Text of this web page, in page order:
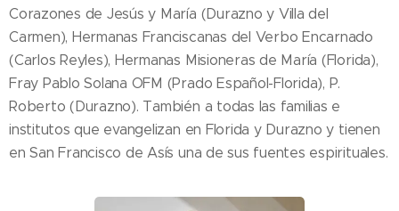
Corazones de Jesús y María (Durazno y Villa del
Carmen), Hermanas Franciscanas del Verbo Encarnado
(Carlos Reyles), Hermanas Misioneras de María (Florida),
Fray Pablo Solana OFM (Prado Español-Florida), P.
Roberto (Durazno). También a todas las familias e
institutos que evangelizan en Florida y Durazno y tienen
en San Francisco de Asís una de sus fuentes espirituales.